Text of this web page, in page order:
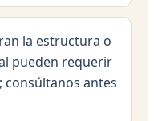
la estructura o
pueden requerir
consúltanos antes